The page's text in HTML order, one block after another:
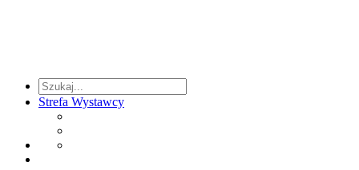
Strefa Wystawcy